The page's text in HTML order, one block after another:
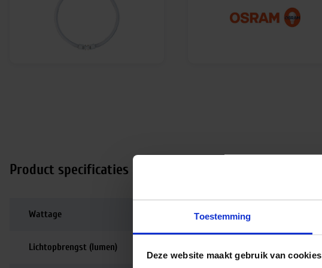
Toestemming
Deze website maakt gebruik van cookies
Product specificaties
Wattage
Lichtopbrengst (lumen)